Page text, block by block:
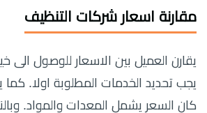
مقارنة اسعار شركات التنظيف
يقارن العميل بين الاسعار للوصول الى
يجب تحديد الخدمات المطلوبة اولا.
كان السعر يشمل المعدات والمواد.